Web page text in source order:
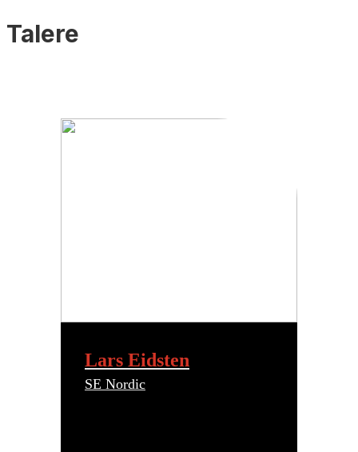
Talere
Lars Eidsten
SE Nordic